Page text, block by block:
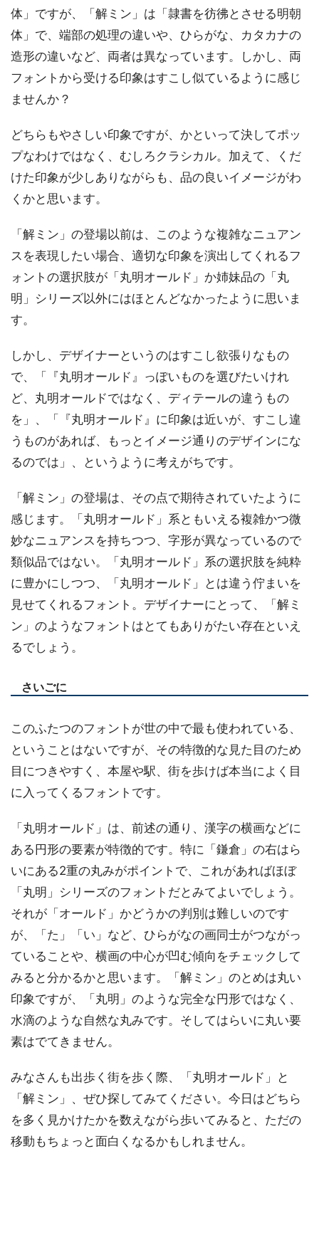
体」ですが、「解ミン」は「隷書を彷彿とさせる明朝
体」で、端部の処理の違いや、ひらがな、カタカナの
造形の違いなど、両者は異なっています。しかし、両
フォントから受ける印象はすこし似ているように感じ
ませんか？
どちらもやさしい印象ですが、かといって決してポッ
プなわけではなく、むしろクラシカル。加えて、くだ
けた印象が少しありながらも、品の良いイメージがわ
くかと思います。
「解ミン」の登場以前は、このような複雑なニュアン
スを表現したい場合、適切な印象を演出してくれるフ
ォントの選択肢が「丸明オールド」か姉妹品の「丸
明」シリーズ以外にはほとんどなかったように思いま
す。
しかし、デザイナーというのはすこし欲張りなもの
で、「『丸明オールド』っぽいものを選びたいけれ
ど、丸明オールドではなく、ディテールの違うもの
を」、「『丸明オールド』に印象は近いが、すこし違
うものがあれば、もっとイメージ通りのデザインにな
るのでは」、というように考えがちです。
「解ミン」の登場は、その点で期待されていたように
感じます。「丸明オールド」系ともいえる複雑かつ微
妙なニュアンスを持ちつつ、字形が異なっているので
類似品ではない。「丸明オールド」系の選択肢を純粋
に豊かにしつつ、「丸明オールド」とは違う佇まいを
見せてくれるフォント。デザイナーにとって、「解ミ
ン」のようなフォントはとてもありがたい存在といえ
るでしょう。
さいごに
このふたつのフォントが世の中で最も使われている、
ということはないですが、その特徴的な見た目のため
目につきやすく、本屋や駅、街を歩けば本当によく目
に入ってくるフォントです。
「丸明オールド」は、前述の通り、漢字の横画などに
ある円形の要素が特徴的です。特に「鎌倉」の右はら
いにある2重の丸みがポイントで、これがあればほぼ
「丸明」シリーズのフォントだとみてよいでしょう。
それが「オールド」かどうかの判別は難しいのです
が、「た」「い」など、ひらがなの画同士がつながっ
ていることや、横画の中心が凹む傾向をチェックして
みると分かるかと思います。「解ミン」のとめは丸い
印象ですが、「丸明」のような完全な円形ではなく、
水滴のような自然な丸みです。そしてはらいに丸い要
素はでてきません。
みなさんも出歩く街を歩く際、「丸明オールド」と
「解ミン」、ぜひ探してみてください。今日はどちら
を多く見かけたかを数えながら歩いてみると、ただの
移動もちょっと面白くなるかもしれません。